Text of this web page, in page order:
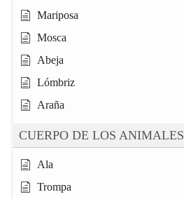
Mariposa
Mosca
Abeja
Lómbriz
Araña
CUERPO DE LOS ANIMALES
Ala
Trompa